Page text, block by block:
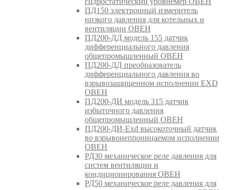
ПД150 электронный измеритель
низкого давления для котельных и
вентиляции ОВЕН
ПД200-ДД модель 155 датчик
дифференциального давления
общепромышленный ОВЕН
ПД200-ДД преобразователь
дифференциального давления во
взрывозащищенном исполнении EXD
ОВЕН
ПД200-ДИ модель 315 датчик
избыточного давления
общепромышленный ОВЕН
ПД200-ДИ-Exd высокоточный датчик
во взрывонепроницаемом исполнении
ОВЕН
РД30 механическое реле давления для
систем вентиляции и
кондиционирования ОВЕН
РД50 механическое реле давления для